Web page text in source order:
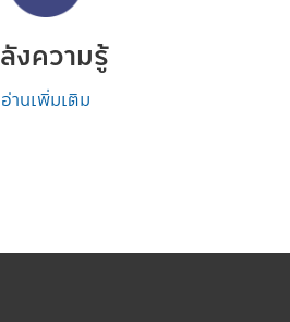
งความรู้
อ่านเพิ่มเติม